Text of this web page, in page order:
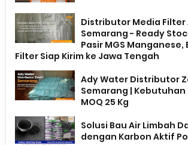
Distributor Media Filter
Semarang - Ready
Pasir MGS Manganese,
Filter Siap Kirim ke Jawa Tengah
Ady Water Distributor
Semarang | Kebutuhan
MOQ 25 Kg
Solusi Bau Air Limbah
dengan Karbon Aktif